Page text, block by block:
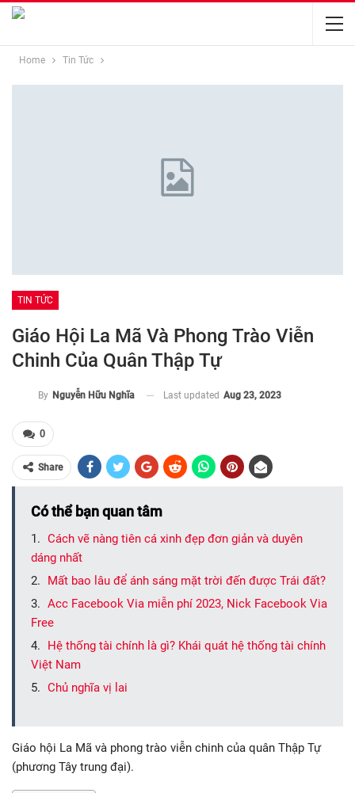
Home Tin Tức
TIN TỨC
Giáo Hội La Mã Và Phong Trào Viễn
Chinh Của Quân Thập Tự
By Nguyễn Hữu Nghĩa Last updated Aug 23, 2023
0
Share
Có thể bạn quan tâm
Cách vẽ nàng tiên cá xinh đẹp đơn giản và duyên
dáng nhất
Mất bao lâu để ánh sáng mặt trời đến được Trái đất?
Acc Facebook Via miễn phí 2023, Nick Facebook Via
Free
Hệ thống tài chính là gì? Khái quát hệ thống tài chính
Việt Nam
Chủ nghĩa vị lai
Giáo hội La Mã và phong trào viễn chinh của quân Thập Tự
(phương Tây trung đại).